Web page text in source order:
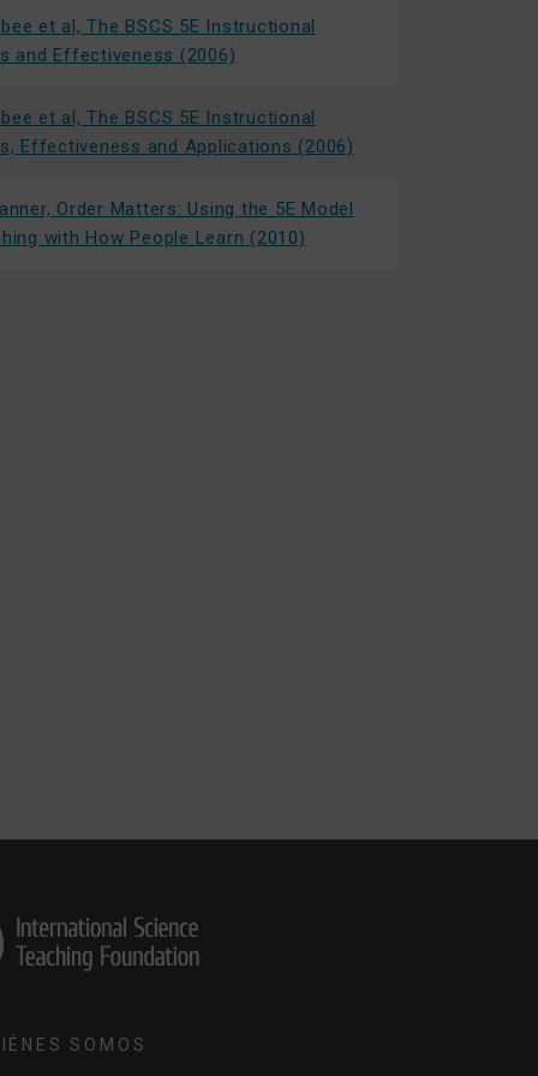
et al, The BSCS 5E Instructional
and Effectiveness (2006)
et al, The BSCS 5E Instructional
Effectiveness and Applications (2006)
Order Matters: Using the 5E Model
with How People Learn (2010)
SOMOS